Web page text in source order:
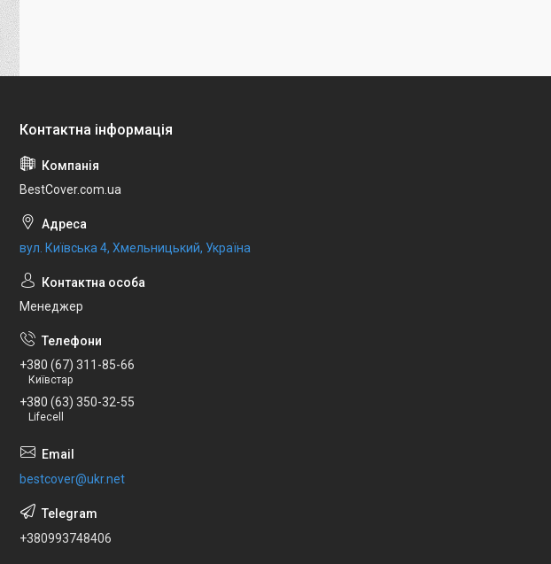
BestCover.com.ua
вул. Київська 4, Хмельницький, Україна
Менеджер
+380 (67) 311-85-66
Київстар
+380 (63) 350-32-55
Lifecell
bestcover@ukr.net
+380993748406